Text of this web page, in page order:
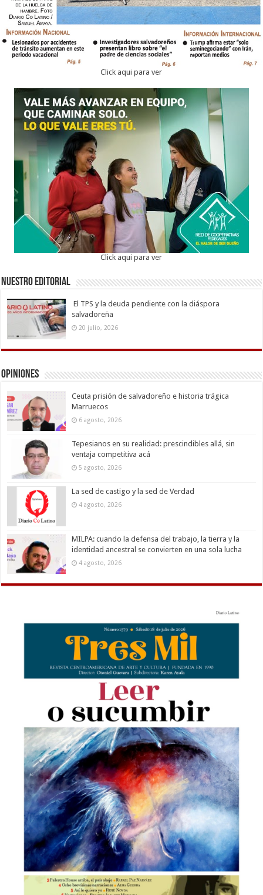
Click aqui para ver
Click aqui para ver
Nuestro Editorial
El TPS y la deuda pendiente con la diáspora
salvadoreña
20 julio, 2026
Opiniones
Ceuta prisión de salvadoreño e historia trágica
Marruecos
6 agosto, 2026
Tepesianos en su realidad: prescindibles allá, sin
ventaja competitiva acá
5 agosto, 2026
La sed de castigo y la sed de Verdad
4 agosto, 2026
MILPA: cuando la defensa del trabajo, la tierra y la
identidad ancestral se convierten en una sola lucha
4 agosto, 2026